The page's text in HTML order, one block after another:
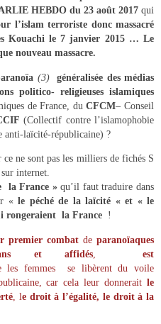
HEBDO du 23 août 2017 qui
l’islam terroriste donc massacré
Kouachi le 7 janvier 2015 … Le
nouveau massacre.
(3)
généralisée des médias
politico- religieuses islamiques
de France, duCFCM– Conseil
(Collectif contre l’islamophobie
anti-laïcité-républicaine) ?
ne sont pas les milliers de fichés S
internet.
la France »qu’il faut traduire dans
« le péché de la laïcité « et « le
rongeraient la France !
premier combat de paranoïaques
et affidés ,est
les femmes se libèrent du voile
car cela leur donnerait le
, le droit à l’égalité, le droit à la